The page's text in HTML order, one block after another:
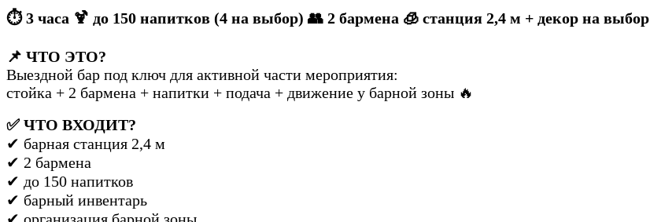
⏱ 3 часа 🍹 до 150 напитков (4 на выбор) 👥 2 бармена 🧊 станция 2,4 м + декор на выбор
📌 ЧТО ЭТО?
Выездной бар под ключ для активной части мероприятия:
стойка + 2 бармена + напитки + подача + движение у барной зоны 🔥
✅ ЧТО ВХОДИТ?
✔ барная станция 2,4 м
✔ 2 бармена
✔ до 150 напитков
✔ барный инвентарь